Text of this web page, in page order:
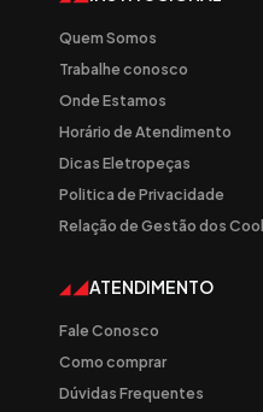
Quem Somos
Trabalhe conosco
Onde Estamos
Horário de Atendimento
Dicas Eletropeças
Politica de Privacidade
Relação de Gestão dos
ATENDIMENTO
Fale Conosco
Como comprar
Dúvidas Frequentes